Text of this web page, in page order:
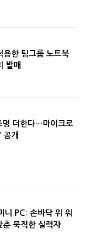
용한 팀그룹 노트북
발매
명 더한다…마이크로
공개
PC: 손바닥 위 워
춘 묵직한 실력자